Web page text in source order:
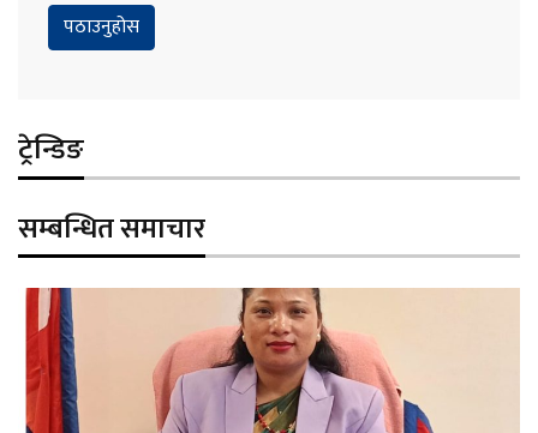
ट्रेन्डिङ
सम्बन्धित समाचार